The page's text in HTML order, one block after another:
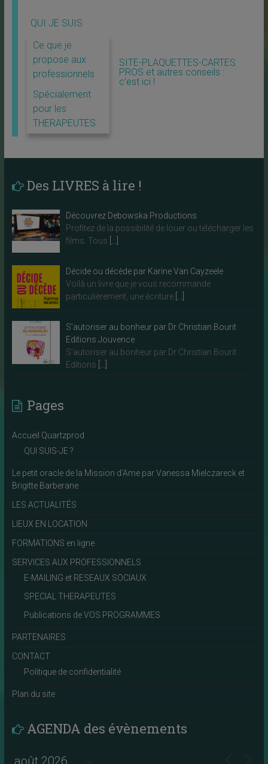
QUI JE SUIS
Ce que je
propose aux
professionnels
Spécialement
pour les
THERAPEUTES
SITE-PLAQUETTES-CARTES
PROS et autres conseils :
c’est ici !
Des LIVRES à lire !
Découvrez Debowska Productions
Profitez de la possibilité de louer ou télécharger les
films. Tous […]
Décide ou décède par Karine Van Cayzeele
Voilà un livre que je vous recommande
particulièrement, une écriture […]
S’autoriser au bonheur par Dr Christian Bourit
Editions Jouvence
S’autoriser au bonheur par Dr Christian Bourit
Editions […]
Pages
Accueil Quartzprod
QUI SUIS-JE ?
Le petit oracle de la Mission d’Ame par Vanessa Mielczareck et
Brigitte Barberane
LES ACTUALITÉS
LIEUX EN LOCATION
FORMATIONS en ligne
SERVICES AUX PROFESSIONNELS
E-MAILING et RESEAUX SOCIAUX
SPECIAL THERAPEUTES
Publications de VOS PROGRAMMES
PARTENAIRES
CONTACT
Politique de confidentialité
Plan du site
AGENDA des évènements